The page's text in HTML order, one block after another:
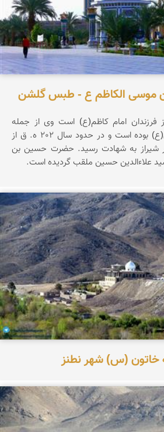
ع - طبس گلشن
امام کاظم(ع) است وی از جمله
همراهان احمد بن موسی(ع) بوده است و در حدود سال 202 ه. ق از
شیراز به شهادت رسید. حضرت حسین بن
علاءالدین حسین ملقب گردیده است.
خاتون (س) شهر نطنز